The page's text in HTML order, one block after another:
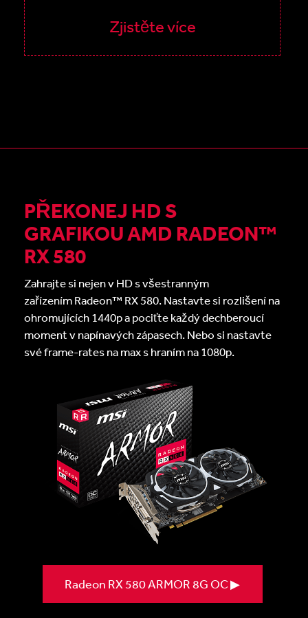
Zjistěte více
PŘEKONEJ HD S
GRAFIKOU AMD RADEON™
RX 580
Zahrajte si nejen v HD s všestranným
zařízením Radeon™ RX 580. Nastavte si rozlišení na
ohromujících 1440p a pociťte každý dechberoucí
moment v napínavých zápasech. Nebo si nastavte
své frame-rates na max s hraním na 1080p.
Radeon RX 580 ARMOR 8G OC ▶